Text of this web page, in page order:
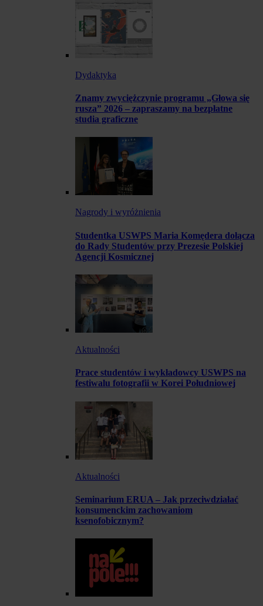
Dydaktyka
Znamy zwyciężczynie programu „Głowa się
rusza” 2026 – zapraszamy na bezpłatne
studia graficzne
Nagrody i wyróżnienia
Studentka USWPS Maria Komędera dołącza
do Rady Studentów przy Prezesie Polskiej
Agencji Kosmicznej
Aktualności
Prace studentów i wykładowcy USWPS na
festiwalu fotografii w Korei Południowej
Aktualności
Seminarium ERUA – Jak przeciwdziałać
konsumenckim zachowaniom
ksenofobicznym?